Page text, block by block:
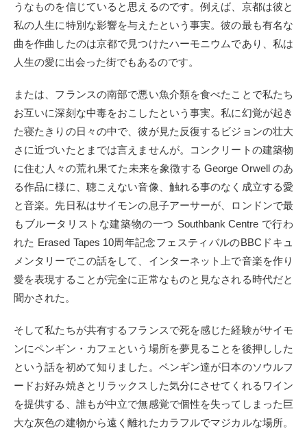
うなものを信じていると思えるのです。例えば、京都は彼と
私の人生に特別な影響を与えたという事実。彼の最も有名な
曲を作曲したのは京都で見つけたハーモニウムであり、私は
人生の愛に出会った街でもあるのです。
または、フランスの南部で悪い魚介類を食べたことで私たち
お互いに深刻な中毒をおこしたという事実。私に幻覚が起き
た寝たきりの日々の中で、彼が見た反復するビジョンの壮大
さに近づいたとまでは言えませんが。コンクリートの建築物
に住む人々の荒れ果てた未来を象徴する George Orwell のあ
る作品に様に、聴こえない音像、触れる事のなく成立する愛
と音楽。先日私はサイモンの息子アーサーが、ロンドンで最
もブルータリストな建築物の一つ Southbank Centre で行わ
れた Erased Tapes 10周年記念フェスティバルのBBCドキュ
メンタリーでこの話をして、インターネット上で音楽を作り
愛を表現することが完全に正常なものと見なされる時代だと
聞かされた。
そして私たちが共有するフランスで死を感じた経験がサイモ
ンにペンギン・カフェという場所を夢見ることを後押しした
という話を初めて知りました。ペンギン達が日本のソウルフ
ードお好み焼きとリラックスした気分にさせてくれるワイン
を提供する、誰もが中立で無感覚で個性を失ってしまった巨
大な灰色の建物から遠く離れたカラフルでマジカルな場所。